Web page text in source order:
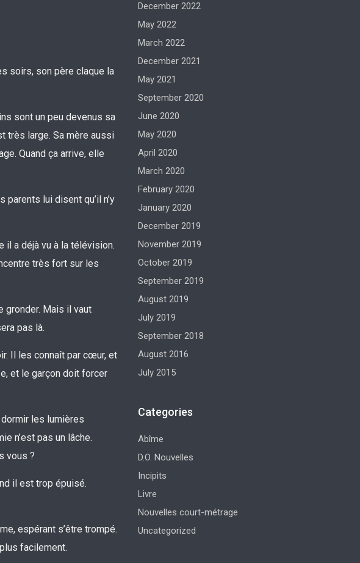
soirs, son père claque la
sont un peu devenus sa
très large. Sa mère aussi
Quand ça arrive, elle
lui disent qu’il n’y
a déjà vu à la télévision.
très fort sur les
gronder. Mais il vaut
pas là.
Il les connaît par cœur, et
et le garçon doit forcer
les lumières
n’est pas un lâche.
vous ?
il est trop épuisé.
espérant s’être trompé.
facilement.
December 2022
May 2022
March 2022
December 2021
May 2021
September 2020
June 2020
May 2020
April 2020
March 2020
February 2020
January 2020
December 2019
November 2019
October 2019
September 2019
August 2019
July 2019
September 2018
August 2016
July 2015
Categories
Abîme
D.O. Nouvelles
Incipits
Livre
Nouvelles court-métrage
Uncategorized